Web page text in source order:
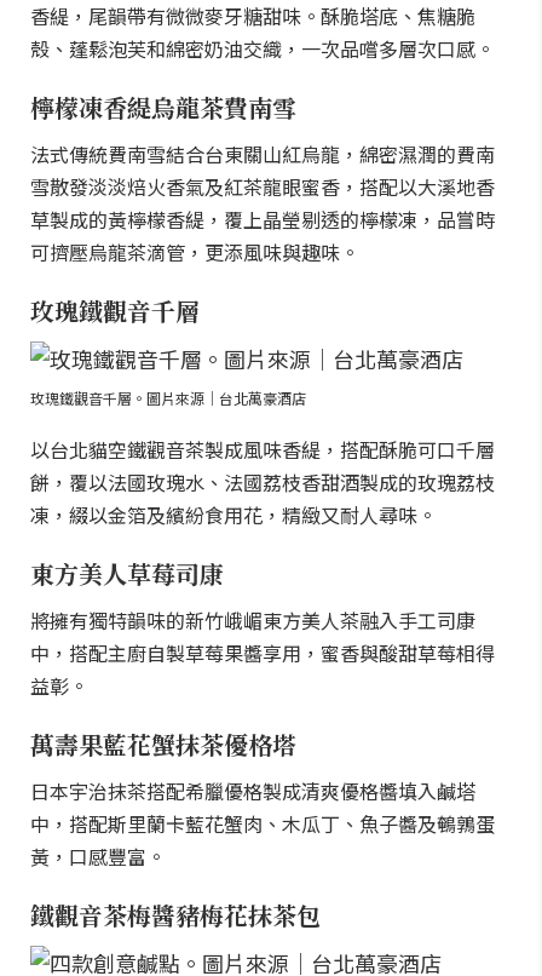
香緹，尾韻帶有微微麥牙糖甜味。酥脆塔底、焦糖脆
殼、蓬鬆泡芙和綿密奶油交織，一次品嚐多層次口感。
檸檬凍香緹烏龍茶費南雪
法式傳統費南雪結合台東關山紅烏龍，綿密濕潤的費南
雪散發淡淡焙火香氣及紅茶龍眼蜜香，搭配以大溪地香
草製成的黃檸檬香緹，覆上晶瑩剔透的檸檬凍，品嘗時
可擠壓烏龍茶滴管，更添風味與趣味。
玫瑰鐵觀音千層
玫瑰鐵觀音千層。圖片來源｜台北萬豪酒店
以台北貓空鐵觀音茶製成風味香緹，搭配酥脆可口千層
餅，覆以法國玫瑰水、法國荔枝香甜酒製成的玫瑰荔枝
凍，綴以金箔及繽紛食用花，精緻又耐人尋味。
東方美人草莓司康
將擁有獨特韻味的新竹峨嵋東方美人茶融入手工司康
中，搭配主廚自製草莓果醬享用，蜜香與酸甜草莓相得
益彰。
萬壽果藍花蟹抹茶優格塔
日本宇治抹茶搭配希臘優格製成清爽優格醬填入鹹塔
中，搭配斯里蘭卡藍花蟹肉、木瓜丁、魚子醬及鵪鶉蛋
黃，口感豐富。
鐵觀音茶梅醬豬梅花抹茶包